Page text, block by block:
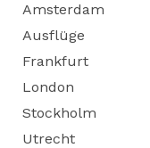
Amsterdam
Ausflüge
Frankfurt
London
Stockholm
Utrecht